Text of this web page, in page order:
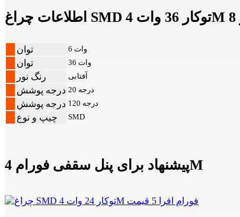
توان 6 وات
توان 36 وات
رنگ نور آفتابی
درجه پوشش 20 درجه
درجه پوشش 120 درجه
چیپ و نوع SMD
پیشنهاد برای پنل سقفی فورام 4M